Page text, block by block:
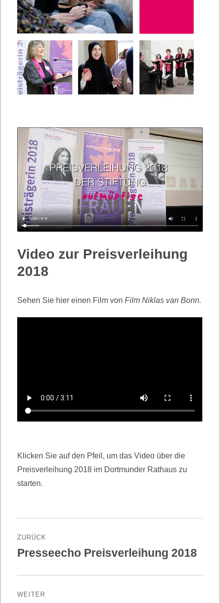
Video zur Preisverleihung
2018
Sehen Sie hier einen Film vonFilm Niklas van Bonn.
Klicken Sie auf den Pfeil, um das Video über die
Preisverleihung 2018 im Dortmunder Rathaus zu
starten.
ZURÜCK
Vorheriger
Presseecho Preisverleihung 2018
WEITER